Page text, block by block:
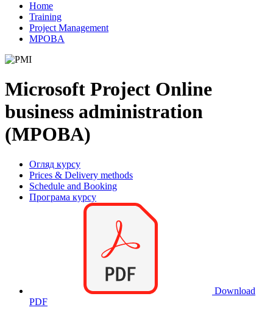
Home
Training
Project Management
MPOBA
Microsoft Project Online
business administration
(MPOBA)
Огляд курсу
Prices & Delivery methods
Schedule and Booking
Програма курсу
Download
PDF